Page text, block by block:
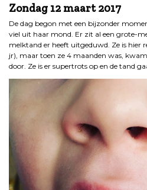
Zondag 12 maart 2017
De dag begon met een bijzonder
viel uit haar mond. Er zit al een grote-
melktand er heeft uitgeduwd. Ze is hier
jr), maar toen ze 4 maanden was,
door. Ze is er supertrots op en de tand